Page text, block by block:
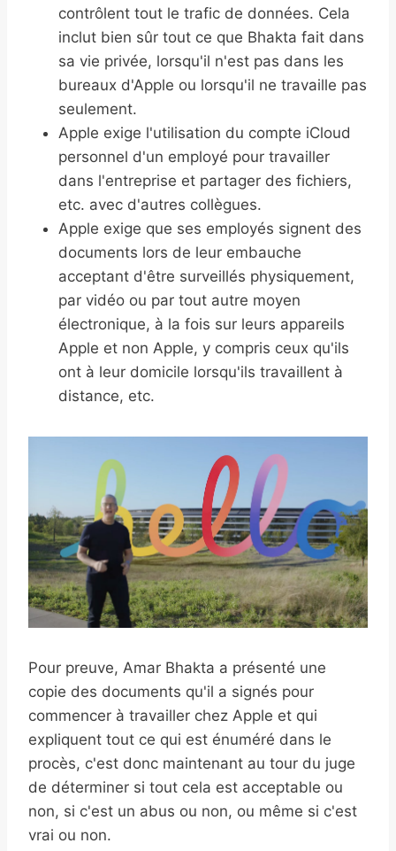
contrôlent tout le trafic de données. Cela
inclut bien sûr tout ce que Bhakta fait dans
sa vie privée, lorsqu'il n'est pas dans les
bureaux d'Apple ou lorsqu'il ne travaille pas
seulement.
Apple exige l'utilisation du compte iCloud
personnel d'un employé pour travailler
dans l'entreprise et partager des fichiers,
etc. avec d'autres collègues.
Apple exige que ses employés signent des
documents lors de leur embauche
acceptant d'être surveillés physiquement,
par vidéo ou par tout autre moyen
électronique, à la fois sur leurs appareils
Apple et non Apple, y compris ceux qu'ils
ont à leur domicile lorsqu'ils travaillent à
distance, etc.
Pour preuve, Amar Bhakta a présenté une
copie des documents qu'il a signés pour
commencer à travailler chez Apple et qui
expliquent tout ce qui est énuméré dans le
procès, c'est donc maintenant au tour du juge
de déterminer si tout cela est acceptable ou
non, si c'est un abus ou non, ou même si c'est
vrai ou non.